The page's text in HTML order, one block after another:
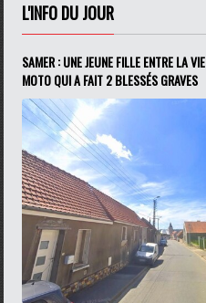
L'INFO DU JOUR
SAMER : UNE JEUNE FILLE ENTRE LA
MOTO QUI A FAIT 2 BLESSÉS GRAVES